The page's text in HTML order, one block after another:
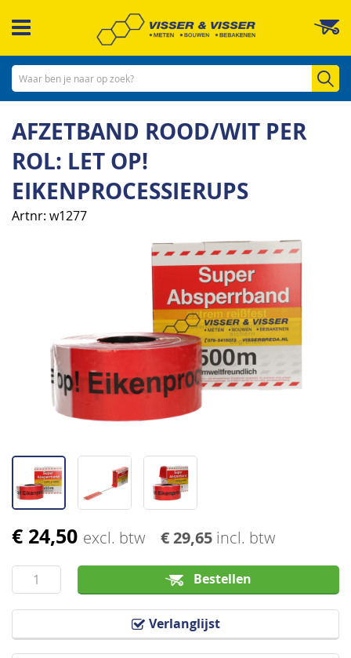
naar
inhoud
AFZETBAND ROOD/WIT PER
ROL: LET OP!
EIKENPROCESSIERUPS
Artnr w1277
€ 24,50 excl. btw € 29,65 incl. btw
Bestellen
Verlanglijst
afbeeldingen-
Ga
het
begin
van